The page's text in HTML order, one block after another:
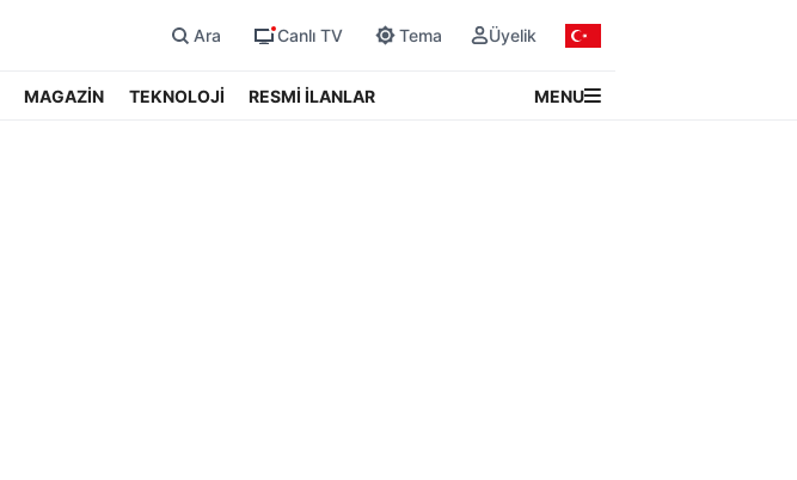
Ara Canlı TV Tema Üyelik
MAGAZİN TEKNOLOJİ RESMİ İLANLAR MENU